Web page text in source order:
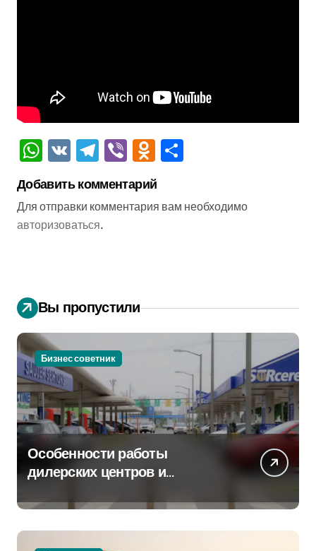
WhatsApp
VK Telegram
ViberOdnoklassniki
Добавить комментарий
Для отправки комментария вам необходимо
авторизоваться.
Вы пропустили
Бизнес советник
Особенности работы
дилерских центров и
крупных проспектах